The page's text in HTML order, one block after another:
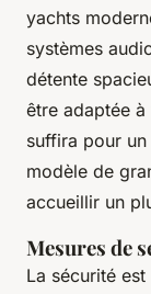
yachts
systèmes
détente
être adaptée
suffira pour un
modèle de
accueillir un
Mesures de
La sécurité